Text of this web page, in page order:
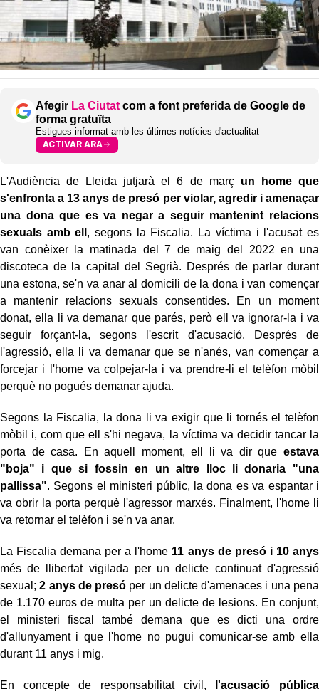
Afegir La Ciutat com a font preferida de Google de
forma gratuïta
Estigues informat amb les últimes notícies d'actualitat
ACTIVAR ARA
L'Audiència de Lleida jutjarà el 6 de marçun home que
s'enfronta a 13 anys de presó per violar, agredir i amenaçar
una dona que es va negar a seguir mantenint relacions
sexuals amb ell , segons la Fiscalia. La víctima i l'acusat es
van conèixer la matinada del 7 de maig del 2022 en una
discoteca de la capital del Segrià. Després de parlar durant
una estona, se'n va anar al domicili de la dona i van començar
a mantenir relacions sexuals consentides. En un moment
donat, ella li va demanar que parés, però ell va ignorar-la i va
seguir forçant-la, segons l'escrit d'acusació. Després de
l'agressió, ella li va demanar que se n'anés, van començar a
forcejar i l'home va colpejar-la i va prendre-li el telèfon mòbil
perquè no pogués demanar ajuda.
Segons la Fiscalia, la dona li va exigir que li tornés el telèfon
mòbil i, com que ell s'hi negava, la víctima va decidir tancar la
porta de casa. En aquell moment, ell li va dir que estava
"boja" i que si fossin en un altre lloc li donaria "una
pallissa". Segons el ministeri públic, la dona es va espantar i
va obrir la porta perquè l'agressor marxés. Finalment, l'home li
va retornar el telèfon i se'n va anar.
La Fiscalia demana per a l'home 11 anys de presó i 10 anys
més de llibertat vigilada per un delicte continuat d'agressió
sexual;2 anys de presó per un delicte d'amenaces i una pena
de 1.170 euros de multa per un delicte de lesions. En conjunt,
el ministeri fiscal també demana que es dicti una ordre
d'allunyament i que l'home no pugui comunicar-se amb ella
durant 11 anys i mig.
En concepte de responsabilitat civil,
l'acusació pública